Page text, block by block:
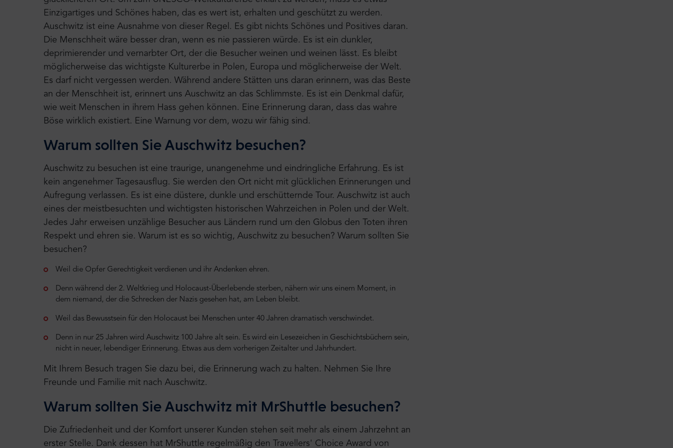
Einzigartiges und Schönes haben, das es wert ist, erhalten und geschützt zu werden.
Auschwitz ist eine Ausnahme von dieser Regel. Es gibt nichts Schönes und Positives daran.
Die Menschheit wäre besser dran, wenn es nie passieren würde. Es ist ein dunkler,
deprimierender und vernarbter Ort, der die Besucher weinen und weinen lässt. Es bleibt
möglicherweise das wichtigste Kulturerbe in Polen, Europa und möglicherweise der Welt.
Es darf nicht vergessen werden. Während andere Stätten uns daran erinnern, was das Beste
an der Menschheit ist, erinnert uns Auschwitz an das Schlimmste. Es ist ein Denkmal dafür,
wie weit Menschen in ihrem Hass gehen können. Eine Erinnerung daran, dass das wahre
Böse wirklich existiert. Eine Warnung vor dem, wozu wir fähig sind.
Warum sollten Sie Auschwitz besuchen?
Auschwitz zu besuchen ist eine traurige, unangenehme und eindringliche Erfahrung. Es ist
kein angenehmer Tagesausflug. Sie werden den Ort nicht mit glücklichen Erinnerungen und
Aufregung verlassen. Es ist eine düstere, dunkle und erschütternde Tour. Auschwitz ist auch
eines der meistbesuchten und wichtigsten historischen Wahrzeichen in Polen und der Welt.
Jedes Jahr erweisen unzählige Besucher aus Ländern rund um den Globus den Toten ihren
Respekt und ehren sie. Warum ist es so wichtig, Auschwitz zu besuchen? Warum sollten Sie
besuchen?
Weil die Opfer Gerechtigkeit verdienen und ihr Andenken ehren.
Denn während der 2. Weltkrieg und Holocaust-Überlebende sterben, nähern wir uns einem Moment, in
dem niemand, der die Schrecken der Nazis gesehen hat, am Leben bleibt.
Weil das Bewusstsein für den Holocaust bei Menschen unter 40 Jahren dramatisch verschwindet.
Denn in nur 25 Jahren wird Auschwitz 100 Jahre alt sein. Es wird ein Lesezeichen in Geschichtsbüchern sein,
nicht in neuer, lebendiger Erinnerung. Etwas aus dem vorherigen Zeitalter und Jahrhundert.
Mit Ihrem Besuch tragen Sie dazu bei, die Erinnerung wach zu halten. Nehmen Sie Ihre
Freunde und Familie mit nach Auschwitz.
Warum sollten Sie Auschwitz mit MrShuttle besuchen?
Die Zufriedenheit und der Komfort unserer Kunden stehen seit mehr als einem Jahrzehnt an
erster Stelle. Dank dessen hat MrShuttle regelmäßig den Travellers' Choice Award von